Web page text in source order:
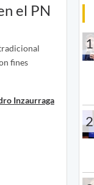
el PN
fines
Inzaurraga
1
2